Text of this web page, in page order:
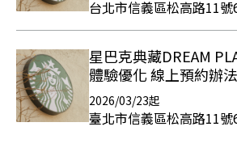
台北市信義區松高路11號
星巴克典藏DREAM
體驗優化 線上預約辦法
2026/03/23起
臺北市信義區松高路11號